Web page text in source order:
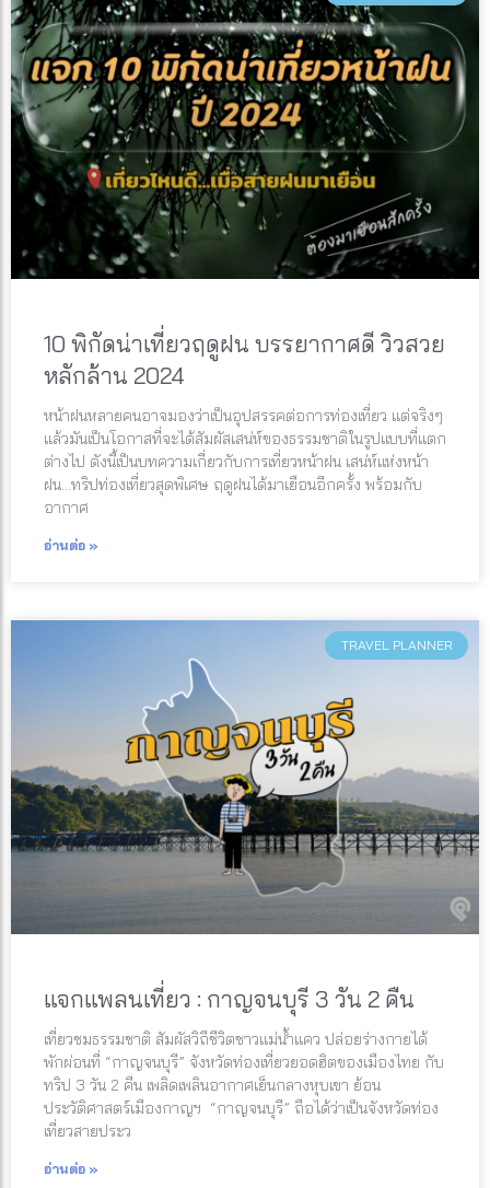
10 พิกัดน่าเที่ยวฤดูฝน บรรยากาศดี วิวสวย
หลักล้าน 2024
หน้าฝนหลายคนอาจมองว่าเป็นอุปสรรคต่อการท่องเที่ยว แต่จริงๆ
แล้วมันเป็นโอกาสที่จะได้สัมผัสเสน่ห์ของธรรมชาติในรูปแบบที่แตก
ต่างไป ดังนี้เป็นบทความเกี่ยวกับการเที่ยวหน้าฝน เสน่ห์แห่งหน้า
ฝน…ทริปท่องเที่ยวสุดพิเศษ ฤดูฝนได้มาเยือนอีกครั้ง พร้อมกับ
อากาศ
อ่านต่อ »
TRAVEL PLANNER
แจกแพลนเที่ยว : กาญจนบุรี 3 วัน 2 คืน
เที่ยวชมธรรมชาติ สัมผัสวิถีชีวิตชาวแม่น้ำแคว ปล่อยร่างกายได้
พักผ่อนที่ “กาญจนบุรี” จังหวัดท่องเที่ยวยอดฮิตของเมืองไทย กับ
ทริป 3 วัน 2 คืน เพลิดเพลินอากาศเย็นกลางหุบเขา ย้อน
ประวัติศาสตร์เมืองกาญฯ “กาญจนบุรี” ถือได้ว่าเป็นจังหวัดท่อง
เที่ยวสายประว
อ่านต่อ »